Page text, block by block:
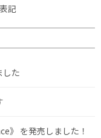
記
した
》 を発売しました！